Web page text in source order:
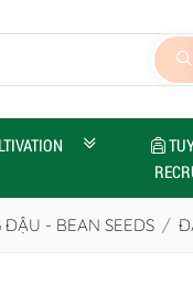
ĐẬU - BEAN SEEDS